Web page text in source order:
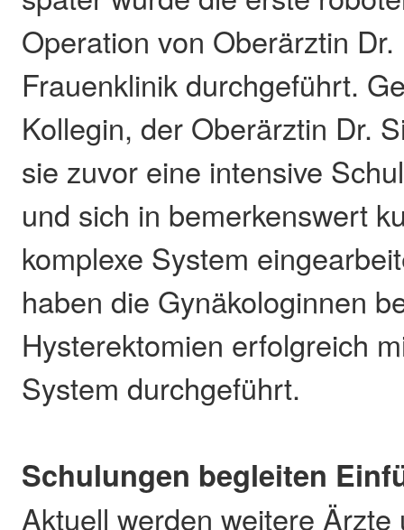
Operation von Oberärztin
Frauenklinik durchgeführt.
Kollegin, der Oberärztin Dr.
sie zuvor eine intensive
und sich in bemerkenswert
komplexe System
haben die Gynäkologinnen
Hysterektomien erfolgreich
System durchgeführt.
Schulungen begleiten
Aktuell werden weitere Ärzte